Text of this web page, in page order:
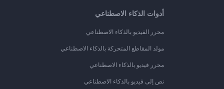
أدوات الذكاء الاصطناعي
محرر الفيديو بالذكاء الاصطناعي
مولد المقاطع المتحركة بالذكاء الاصطناعي
محرر فيديو بالذكاء الاصطناعي
نص إلى فيديو بالذكاء الاصطناعي